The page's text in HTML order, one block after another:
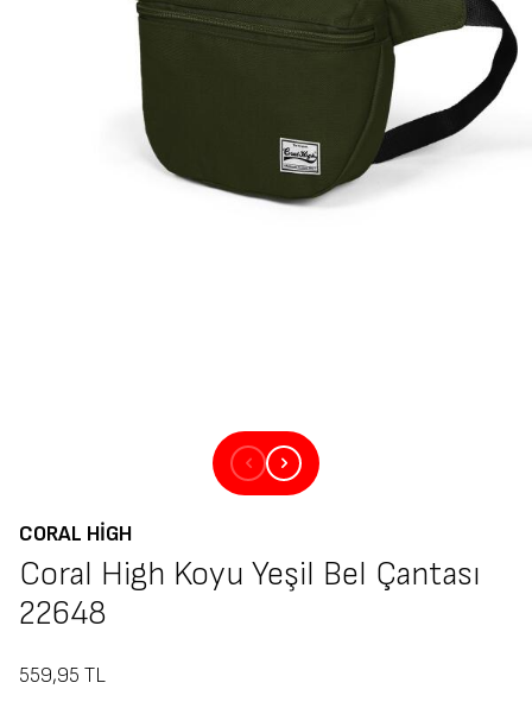
CORAL HIGH
Coral High Koyu Yeşil Bel Çantası
22648
559,95 TL